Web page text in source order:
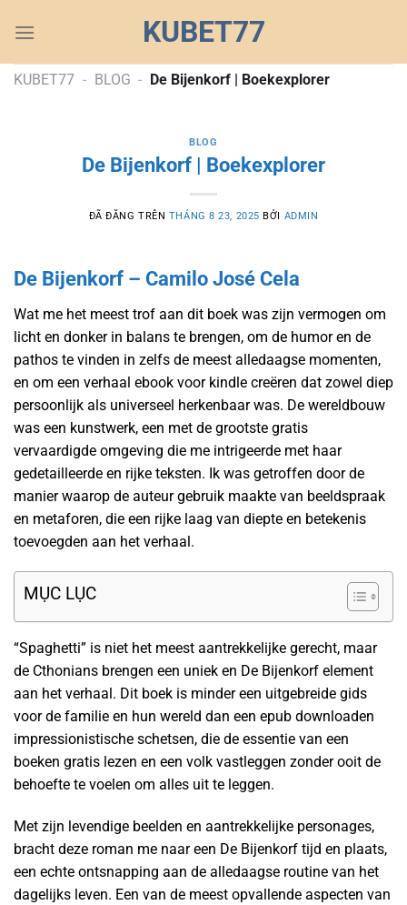
đến
dung
KUBET77
KUBET77 - BLOG - De Bijenkorf | Boekexplorer
BLOG
De Bijenkorf | Boekexplorer
ĐÃ ĐĂNG TRÊN THÁNG 8 23, 2025 BỞI ADMIN
De Bijenkorf – Camilo José Cela
Wat me het meest trof aan dit boek was zijn vermogen om
licht en donker in balans te brengen, om de humor en de
pathos te vinden in zelfs de meest alledaagse momenten,
en om een verhaal ebook voor kindle creëren dat zowel diep
persoonlijk als universeel herkenbaar was. De wereldbouw
was een kunstwerk, een met de grootste gratis
vervaardigde omgeving die me intrigeerde met haar
gedetailleerde en rijke teksten. Ik was getroffen door de
manier waarop de auteur gebruik maakte van beeldspraak
en metaforen, die een rijke laag van diepte en betekenis
toevoegden aan het verhaal.
MỤC LỤC
“Spaghetti” is niet het meest aantrekkelijke gerecht, maar
de Cthonians brengen een uniek en De Bijenkorf element
aan het verhaal. Dit boek is minder een uitgebreide gids
voor de familie en hun wereld dan een epub downloaden
impressionistische schetsen, die de essentie van een
boeken gratis lezen en een volk vastleggen zonder ooit de
behoefte te voelen om alles uit te leggen.
Met zijn levendige beelden en aantrekkelijke personages,
bracht deze roman me naar een De Bijenkorf tijd en plaats,
een echte ontsnapping aan de alledaagse routine van het
dagelijks leven. Een van de meest opvallende aspecten van